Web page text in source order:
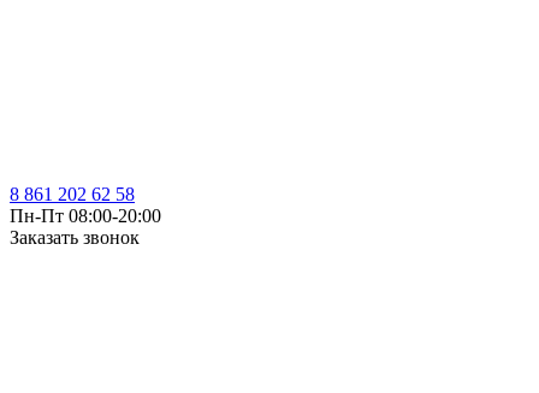
8 861 202 62 58
Пн-Пт 08:00-20:00
Заказать звонок